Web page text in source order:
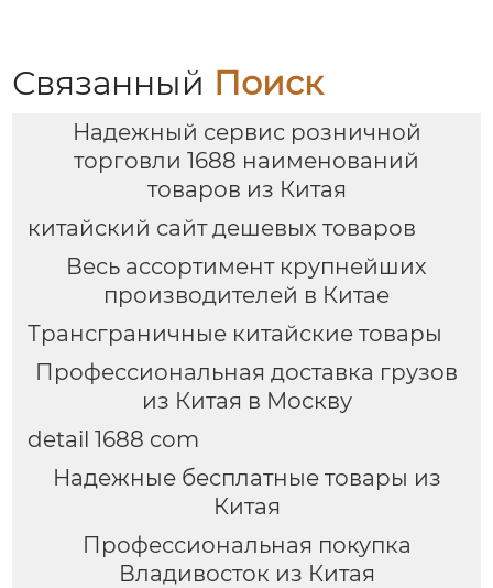
цепями поставок
Связанный Поиск
Надежный сервис розничной
торговли 1688 наименований
товаров из Китая
китайский сайт дешевых товаров
Весь ассортимент крупнейших
производителей в Китае
Трансграничные китайские товары
Профессиональная доставка грузов
из Китая в Москву
detail 1688 com
Надежные бесплатные товары из
Китая
Профессиональная покупка
Владивосток из Китая